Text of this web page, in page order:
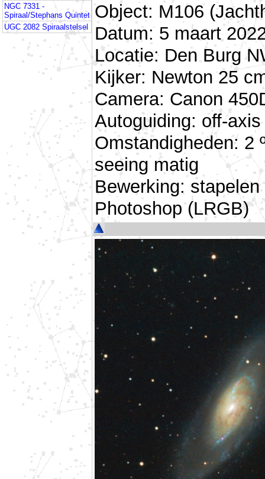
NGC 7331 -
Spiraal/Stephans Quintet
UGC 2082 Spiraalstelsel
Object: M106
Datum: 5 maart
Locatie: Den Burg
Kijker: Newton 25
Camera: Canon
Autoguiding: off-
Omstandigheden: 2
seeing matig
Bewerking:
Photoshop (LRGB)